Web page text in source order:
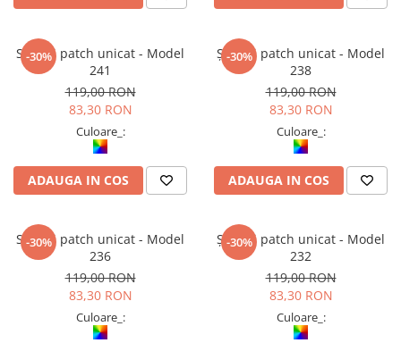
-30%
Salvari patch unicat - Model
241
119,00 RON
83,30 RON
Culoare_:
ADAUGA IN COS
-30%
Șalvari patch unicat - Model
238
119,00 RON
83,30 RON
Culoare_:
ADAUGA IN COS
-30%
Salvari patch unicat - Model
236
119,00 RON
83,30 RON
Culoare_:
-30%
Șalvari patch unicat - Model
232
119,00 RON
83,30 RON
Culoare_: